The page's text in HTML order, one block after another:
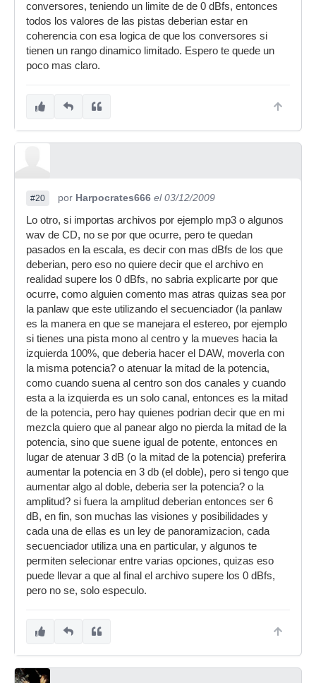
conversores, teniendo un limite de de 0 dBfs, entonces
todos los valores de las pistas deberian estar en
coherencia con esa logica de que los conversores si
tienen un rango dinamico limitado. Espero te quede un
poco mas claro.
#20 por Harpocrates666 el 03/12/2009
Lo otro, si importas archivos por ejemplo mp3 o algunos
wav de CD, no se por que ocurre, pero te quedan
pasados en la escala, es decir con mas dBfs de los que
deberian, pero eso no quiere decir que el archivo en
realidad supere los 0 dBfs, no sabria explicarte por que
ocurre, como alguien comento mas atras quizas sea por
la panlaw que este utilizando el secuenciador (la panlaw
es la manera en que se manejara el estereo, por ejemplo
si tienes una pista mono al centro y la mueves hacia la
izquierda 100%, que deberia hacer el DAW, moverla con
la misma potencia? o atenuar la mitad de la potencia,
como cuando suena al centro son dos canales y cuando
esta a la izquierda es un solo canal, entonces es la mitad
de la potencia, pero hay quienes podrian decir que en mi
mezcla quiero que al panear algo no pierda la mitad de la
potencia, sino que suene igual de potente, entonces en
lugar de atenuar 3 dB (o la mitad de la potencia) preferira
aumentar la potencia en 3 db (el doble), pero si tengo que
aumentar algo al doble, deberia ser la potencia? o la
amplitud? si fuera la amplitud deberian entonces ser 6
dB, en fin, son muchas las visiones y posibilidades y
cada una de ellas es un ley de panoramizacion, cada
secuenciador utiliza una en particular, y algunos te
permiten selecionar entre varias opciones, quizas eso
puede llevar a que al final el archivo supere los 0 dBfs,
pero no se, solo especulo.